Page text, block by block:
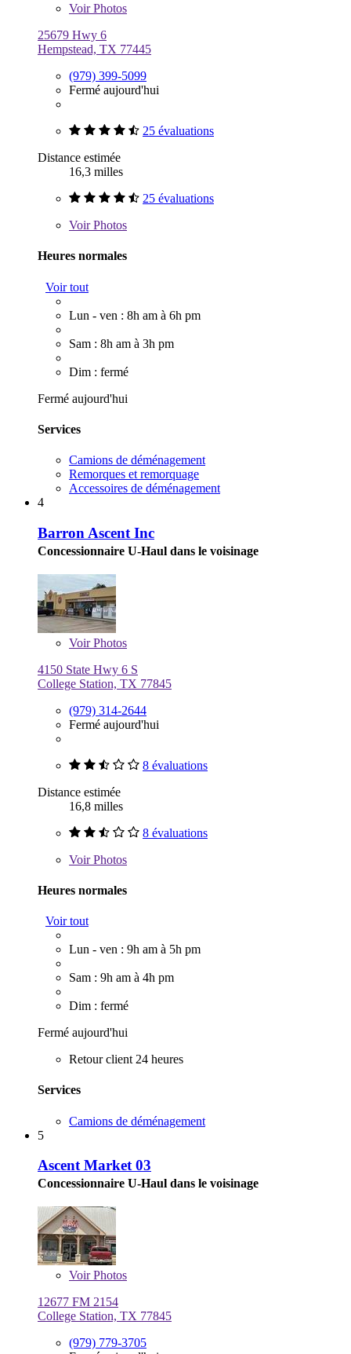
VoirPhotos
25679 Hwy 6
Hempstead, TX 77445
(979) 399-5099
Fermé aujourd'hui
25 évaluations
Distance estimée
16,3 milles
25 évaluations
VoirPhotos
Heures normales
Voir tout
Lun - ven : 8h am à 6h pm
Sam : 8h am à 3h pm
Dim : fermé
Fermé aujourd'hui
Services
Camions de déménagement
Remorques et remorquage
Accessoires de déménagement
4
Barron Ascent Inc
Concessionnaire U-Haul dans le voisinage
VoirPhotos
4150 State Hwy 6 S
College Station, TX 77845
(979) 314-2644
Fermé aujourd'hui
8 évaluations
Distance estimée
16,8 milles
8 évaluations
VoirPhotos
Heures normales
Voir tout
Lun - ven : 9h am à 5h pm
Sam : 9h am à 4h pm
Dim : fermé
Fermé aujourd'hui
Retour client 24 heures
Services
Camions de déménagement
5
Ascent Market 03
Concessionnaire U-Haul dans le voisinage
VoirPhotos
12677 FM 2154
College Station, TX 77845
(979) 779-3705